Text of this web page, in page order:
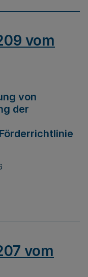
vom
von
der
vom